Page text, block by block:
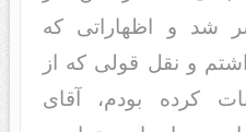
شد و اظهاراتی که
و نقل ‌قولی که از
کرده بودم، آقای